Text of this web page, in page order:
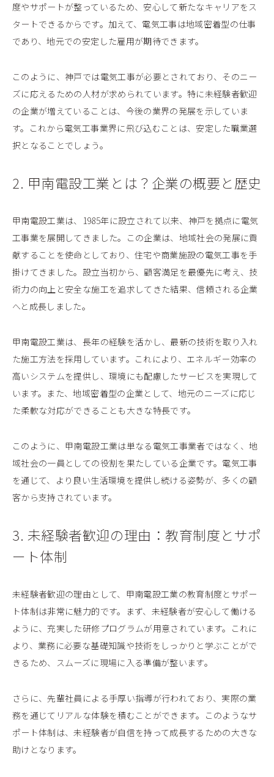
度やサポートが整っているため、安心して新たなキャリアをス
タートできるからです。加えて、電気工事は地域密着型の仕事
であり、地元での安定した雇用が期待できます。
このように、神戸では電気工事が必要とされており、そのニー
ズに応えるための人材が求められています。特に未経験者歓迎
の企業が増えていることは、今後の業界の発展を示していま
す。これから電気工事業界に飛び込むことは、安定した職業選
択となることでしょう。
2. 甲南電設工業とは？企業の概要と歴史
甲南電設工業は、1985年に設立されて以来、神戸を拠点に電気
工事業を展開してきました。この企業は、地域社会の発展に貢
献することを使命としており、住宅や商業施設の電気工事を手
掛けてきました。設立当初から、顧客満足を最優先に考え、技
術力の向上と安全な施工を追求してきた結果、信頼される企業
へと成長しました。
甲南電設工業は、長年の経験を活かし、最新の技術を取り入れ
た施工方法を採用しています。これにより、エネルギー効率の
高いシステムを提供し、環境にも配慮したサービスを実現して
います。また、地域密着型の企業として、地元のニーズに応じ
た柔軟な対応ができることも大きな特長です。
このように、甲南電設工業は単なる電気工事業者ではなく、地
域社会の一員としての役割を果たしている企業です。電気工事
を通じて、より良い生活環境を提供し続ける姿勢が、多くの顧
客から支持されています。
3. 未経験者歓迎の理由：教育制度とサポ
ート体制
未経験者歓迎の理由として、甲南電設工業の教育制度とサポー
ト体制は非常に魅力的です。まず、未経験者が安心して働ける
ように、充実した研修プログラムが用意されています。これに
より、業務に必要な基礎知識や技術をしっかりと学ぶことがで
きるため、スムーズに現場に入る準備が整います。
さらに、先輩社員による手厚い指導が行われており、実際の業
務を通じてリアルな体験を積むことができます。このようなサ
ポート体制は、未経験者が自信を持って成長するための大きな
助けとなります。